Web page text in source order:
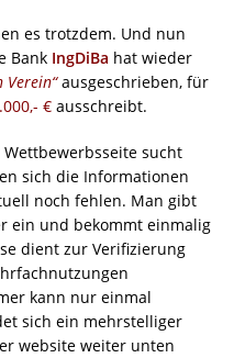
es trotzdem. Und nun
Bank IngDiBa hat wieder
Verein“ausgeschrieben, für
€ ausschreibt.
sucht
sich die Informationen
noch fehlen. Man gibt
ein und bekommt einmalig
dient zur Verifizierung
kann nur einmal
sich ein mehrstelliger
website weiter unten